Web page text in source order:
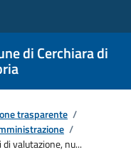
di Cerchiara di
trasparente /
/
valutazione, nu...